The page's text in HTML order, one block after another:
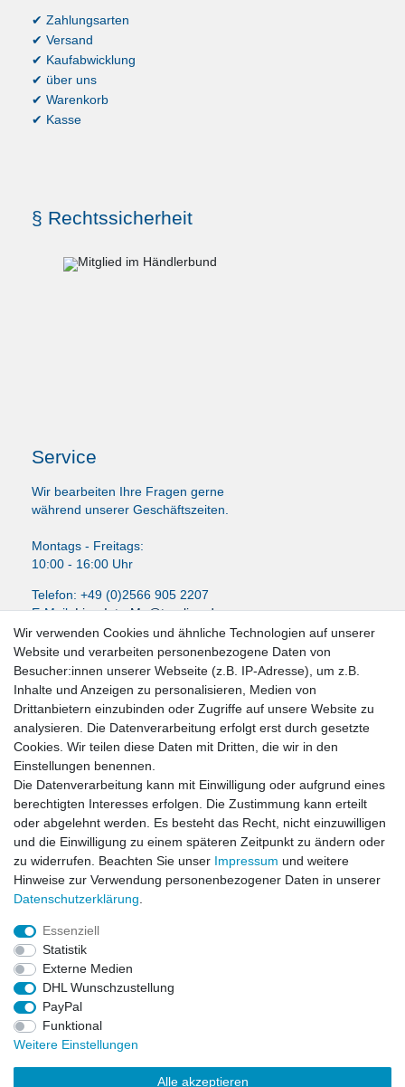
✔ Zahlungsarten
✔ Versand
✔ Kaufabwicklung
✔ über uns
✔ Warenkorb
✔ Kasse
§ Rechtssicherheit
Service
Wir bearbeiten Ihre Fragen gerne
während unserer Geschäftszeiten.
Montags - Freitags:
10:00 - 16:00 Uhr
Telefon: +49 (0)2566 905 2207
E-Mail:LissyInterMo@t-online.de
News-Letter abonieren
VORNAME NACHNAME
E-MAIL **
Newsletter
Honig
Hiermit bestätige ich, dass ich dieDaten­schutz­erklärunggelesen habe. Meine
Einwilligung kann ich jederzeit widerrufen.**
Abonnieren
Impressum
Widerrufs­recht
Wir verwenden Cookies und ähnliche Technologien auf unserer
Website und verarbeiten personenbezogene Daten von
Besucher:innen unserer Webseite (z.B. IP-Adresse), um z.B.
Inhalte und Anzeigen zu personalisieren, Medien von
Drittanbietern einzubinden oder Zugriffe auf unsere Website zu
analysieren. Die Datenverarbeitung erfolgt erst durch gesetzte
Cookies. Wir teilen diese Daten mit Dritten, die wir in den
Einstellungen benennen.
Die Datenverarbeitung kann mit Einwilligung oder aufgrund eines
berechtigten Interesses erfolgen. Die Zustimmung kann erteilt
oder abgelehnt werden. Es besteht das Recht, nicht einzuwilligen
und die Einwilligung zu einem späteren Zeitpunkt zu ändern oder
zu widerrufen. Beachten Sie unser Impressum und weitere
Hinweise zur Verwendung personenbezogener Daten in unserer
Daten­schutz­erklärung
Essenziell
Statistik
Externe Medien
DHL Wunschzustellung
PayPal
Funktional
Weitere Einstellungen
Alle akzeptieren